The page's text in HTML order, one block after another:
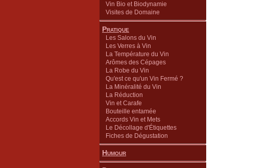
Vin Bio et Biodynamie
Visites de Domaine
Pratique
Les Salons du Vin
Les Verres à Vin
La Température du Vin
Arômes des Cépages
La Robe du Vin
Qu'est ce qu'un Vin Fermé ?
La Minéralité du Vin
La Réduction
Vin et Carafe
Bouteille entamée
Accords Vin et Mets
Le Décollage d'Étiquettes
Fiches de Dégustation
Humour